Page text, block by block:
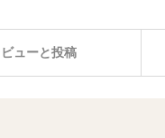
ューと投稿